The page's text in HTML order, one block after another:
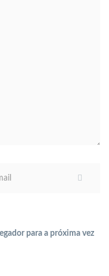
para a próxima vez